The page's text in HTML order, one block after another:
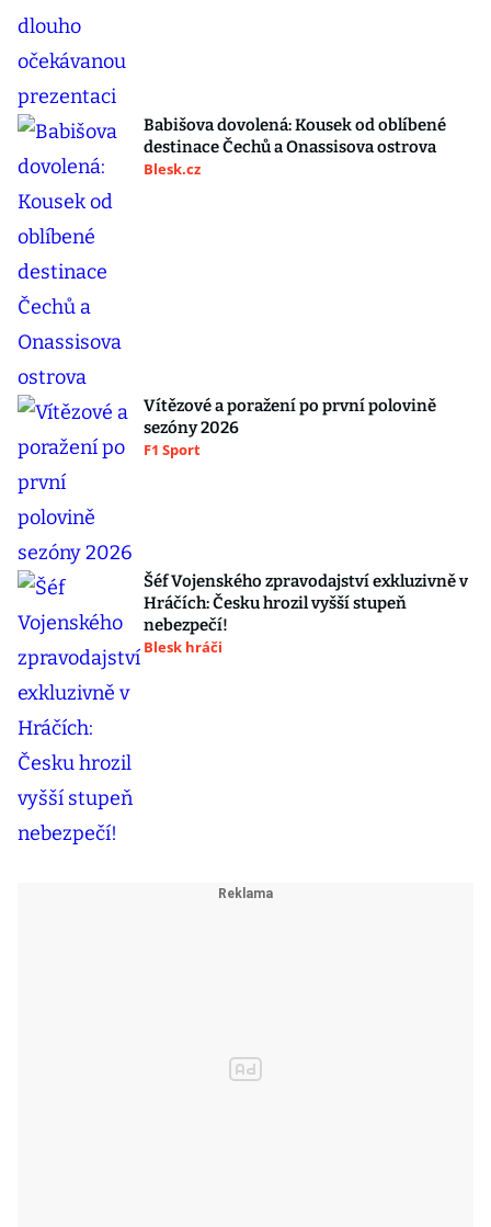
Babišova dovolená: Kousek od oblíbené
destinace Čechů a Onassisova ostrova
Blesk.cz
Vítězové a poražení po první polovině
sezóny 2026
F1 Sport
Šéf Vojenského zpravodajství exkluzivně v
Hráčích: Česku hrozil vyšší stupeň
nebezpečí!
Blesk hráči